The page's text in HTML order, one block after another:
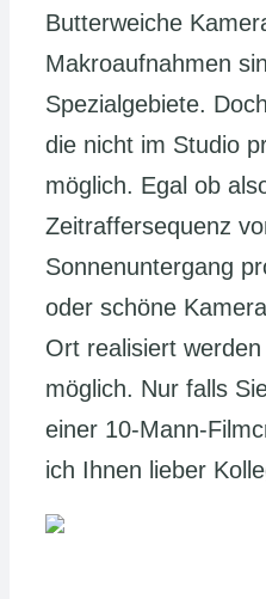
Butterweiche
Makroaufnahmen
Spezialgebiete.
die nicht im Studio
möglich. Egal ob
Zeitraffersequenz
Sonnenuntergang
oder schöne
Ort realisiert
möglich. Nur falls
einer 10-Mann-
ich Ihnen lieber